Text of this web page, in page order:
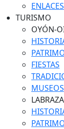
TURISMO
OYÓN-
FIESTAS
MUSEOS
LABRAZA